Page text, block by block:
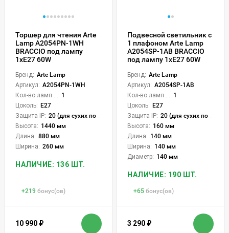
Торшер для чтения Arte
Lamp A2054PN-1WH
BRACCIO под лампу
1xE27 60W
Бренд: Arte Lamp
Артикул: A2054PN-1WH
1
Цоколь: E27
Защита IP: 20 (для сухих пом.)
Высота: 1440 мм
Длина: 880 мм
Ширина: 260 мм
НАЛИЧИЕ: 136 ШТ.
+219 бонус(ов)
10 990 ₽
Подвесной светильник с
1 плафоном Arte Lamp
A2054SP-1AB BRACCIO
под лампу 1xE27 60W
Бренд: Arte Lamp
Артикул: A2054SP-1AB
1
Цоколь: E27
Защита IP: 20 (для сухих пом.)
Высота: 160 мм
Длина: 140 мм
Ширина: 140 мм
Диаметр: 140 мм
НАЛИЧИЕ: 190 ШТ.
+65 бонус(ов)
3 290 ₽